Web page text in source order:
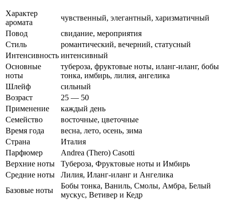
Характер
аромата
чувственный, элегантный, харизматичный
Повод
свидание, мероприятия
Стиль
романтический, вечерний, статусный
Интенсивность интенсивный
Основные
ноты
тубероза, фруктовые ноты, иланг-иланг, бобы
тонка, имбирь, лилия, ангелика
Шлейф
сильный
Возраст
25 — 50
Применение
каждый день
Семейство
восточные, цветочные
Время года
весна, лето, осень, зима
Страна
Италия
Парфюмер
Andrea (Thero) Casotti
Верхние ноты
Тубероза, Фруктовые ноты и Имбирь
Средние ноты
Лилия, Иланг-иланг и Ангелика
Базовые ноты
Бобы тонка, Ваниль, Смолы, Амбра, Белый
мускус, Ветивер и Кедр